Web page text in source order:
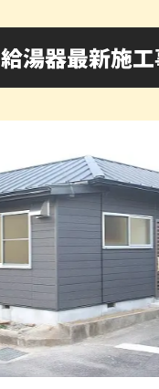
給湯器最新施